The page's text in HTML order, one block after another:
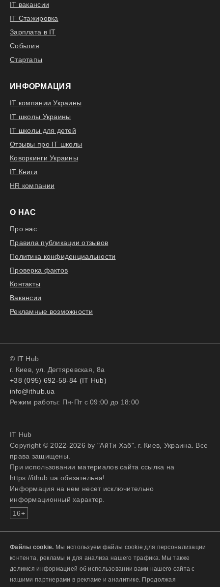
IT вакансии
IT Стажировка
Зарплата в IT
События
Стартапы
ИНФОРМАЦИЯ
IT компании Украины
IT школы Украины
IT школы для детей
Отзывы про IT школы
Коворкинги Украины
IT Книги
HR компании
О НАС
Про нас
Правила публикации отзывов
Политика конфиденциальности
Проверка фактов
Контакты
Вакансии
Рекламные возможности
© IT Hub
г. Киев, ул. Дегтяревская, 8а
+38 (095) 692-58-84 (IT Hub)
info@ithub.ua
Режим работы: Пн-Пт с 09:00 до 18:00
IT Hub
Copyright © 2022-2026 by "АйТи Хаб". г. Киев, Украина. Все
права защищены.
При использовании материалов сайта ссылка на
https://ithub.ua обязательна!
Информация на нем несет исключительно
информационный характер.
16+
Файлы cookie. Мы используем файлы cookie для персонализации
контента, рекламы и для анализа нашего трафика. Мы также
делимся информацией об использовании вами нашего сайта с
нашими партнерами в рекламе и аналитике. Продолжая